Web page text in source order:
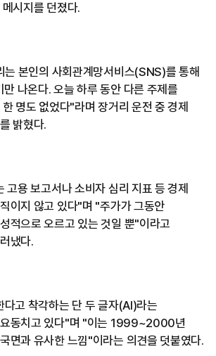
시지를 던졌다.
본인의 사회관계망서비스(SNS)를 통해
나온다. 오늘 하루 동안 다른 주제를
명도 없었다"라며 장거리 운전 중 경제
밝혔다.
고용 보고서나 소비자 심리 지표 등 경제
이지 않고 있다"며 "주가가 그동안
적으로 오르고 있는 것일 뿐"이라고
냈다.
다고 착각하는 단 두 글자(AI)라는
요동치고 있다"며 "이는 1999~2000년
면과 유사한 느낌"이라는 의견을 덧붙였다.